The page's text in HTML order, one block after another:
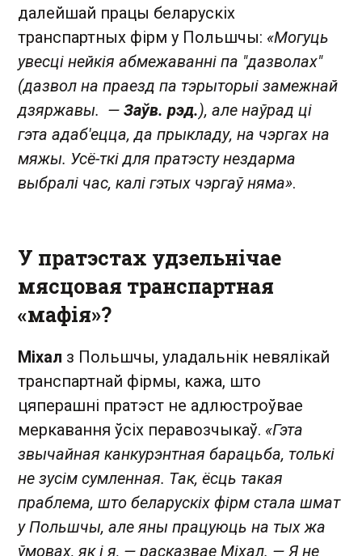
далейшай працы беларускіх
транспартных фірм у Польшчы: «Могуць
увесці нейкія абмежаванні па "дазволах"
(дазвол на праезд па тэрыторыі замежнай
дзяржавы. — Заўв. рэд.), але наўрад ці
гэта адаб'ецца, да прыкладу, на чэргах на
мяжы. Усё-ткі для пратэсту нездарма
выбралі час, калі гэтых чэргаў няма».
У пратэстах удзельнічае
мясцовая транспартная
«мафія»?
Міхал з Польшчы, уладальнік невялікай
транспартнай фірмы, кажа, што
цяперашні пратэст не адлюстроўвае
меркавання ўсіх перавозчыкаў. «Гэта
звычайная канкурэнтная барацьба, толькі
не зусім сумленная. Так, ёсць такая
праблема, што беларускіх фірм стала шмат
у Польшчы, але яны працуюць на тых жа
ўмовах, як і я, — расказвае Міхал. — Я не